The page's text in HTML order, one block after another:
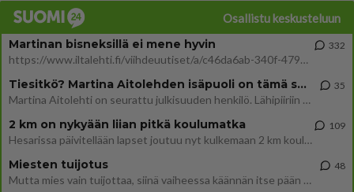
Osallistu keskusteluun
Martinan bisneksillä ei mene hyvin
https://www.iltalehti.fi/viihdeuutiset/a/c46da6ab-340f-4790-aaa7-0865eed2336 Yrityksen konkurssihakemus on tullut kärä
332
Tiesitkö? Martina Aitolehden isäpuoli on tämä suosittu laulaja
Martina Aitolehti on seurattu julkisuuden henkilö. Lähipiiriin mahtuu muitakin tunnettuja henkilöitä. Tiesitkö, että Ma
35
2 km on nykyään liian pitkä koulumatka
Hesarissa päivitellään lapset joutuu nyt kulkemaan 2 km kouluun jösses. Ruostefillarilla tuo matka menee vaikka miten äk
109
Miesten tuijotus
Mutta mies vain tuijottaa, siinä vaiheessa käännän itse pään pois. Mikä juttu? Yleensä jos joku tuijottaa tai katsoo, hä
48